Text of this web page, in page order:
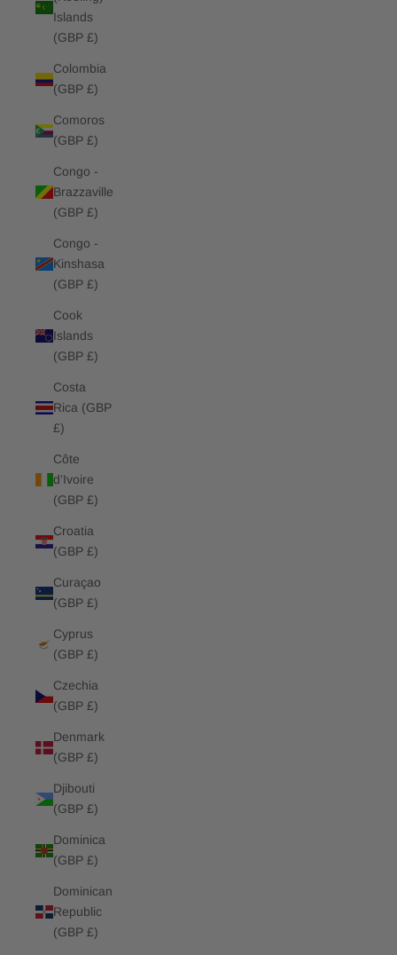
Islands
(GBP £)
Colombia
(GBP £)
Comoros
(GBP £)
Congo -
Brazzaville
(GBP £)
Congo -
Kinshasa
(GBP £)
Cook
Islands
(GBP £)
Costa
Rica (GBP
£)
Côte
d’Ivoire
(GBP £)
Croatia
(GBP £)
Curaçao
(GBP £)
Cyprus
(GBP £)
Czechia
(GBP £)
Denmark
(GBP £)
Djibouti
(GBP £)
Dominica
(GBP £)
Dominican
Republic
(GBP £)